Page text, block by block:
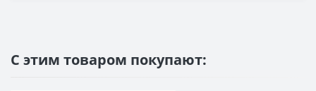
С этим товаром покупают: